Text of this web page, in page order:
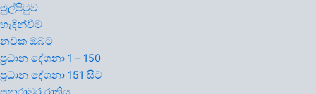
මුල්පිටුව
හැඳින්වීම
නවක ඔබට
ප්‍රධාන දේශනා 1 – 150
ප්‍රධාන දේශනා 151 සිට